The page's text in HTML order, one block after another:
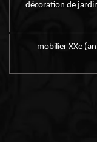
décoration de
mobilier XXe